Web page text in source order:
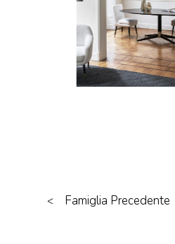
< Famiglia Precedente